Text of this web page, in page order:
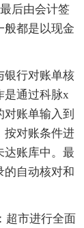
后由会计签
般都是以现金
银行对账单核
是通过科脉x
账单输入到
按对账条件进
达账库中。最
的自动核对和
超市进行全面